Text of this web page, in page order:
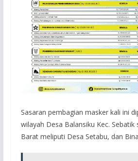
Sasaran pembagian masker kali ini
wilayah Desa Balansiku Kec. Sebatik
Barat meliputi Desa Setabu, dan